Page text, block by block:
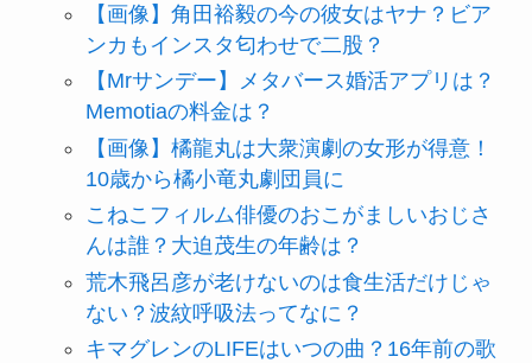
【画像】角田裕毅の今の彼女はヤナ？ビア
ンカもインスタ匂わせで二股？
【Mrサンデー】メタバース婚活アプリは？
Memotiaの料金は？
【画像】橘龍丸は大衆演劇の女形が得意！
10歳から橘小竜丸劇団員に
こねこフィルム俳優のおこがましいおじさ
んは誰？大迫茂生の年齢は？
荒木飛呂彦が老けないのは食生活だけじゃ
ない？波紋呼吸法ってなに？
キマグレンのLIFEはいつの曲？16年前の歌